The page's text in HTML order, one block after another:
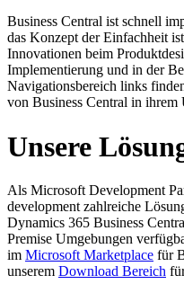
Business Central ist schnell
das Konzept der Einfachheit
Innovationen beim
Implementierung und in der
Navigationsbereich links
von Business Central in ihrem
Unsere
Als Microsoft Development
development zahlreiche
Dynamics 365 Business
Premise Umgebungen
im Microsoft Marketplace für
unserem Download Bereich